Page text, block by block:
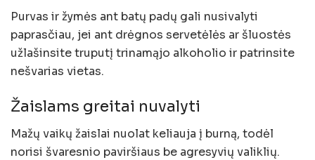
Purvas ir žymės ant batų padų gali nusivalyti
paprasčiau, jei ant drėgnos servetėlės ar šluostės
užlašinsite truputį trinamąjo alkoholio ir patrinsite
nešvarias vietas.
Žaislams greitai nuvalyti
Mažų vaikų žaislai nuolat keliauja į burną, todėl
norisi švaresnio paviršiaus be agresyvių valiklių.